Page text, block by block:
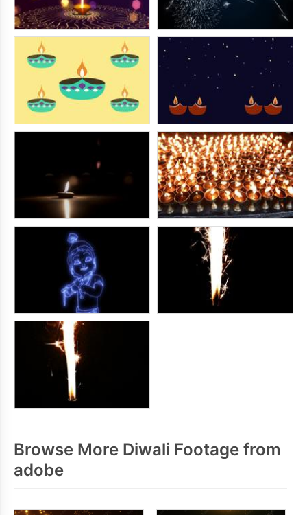
Browse More Diwali Footage from
adobe